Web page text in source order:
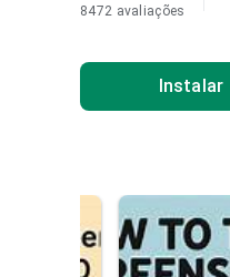
8472 avaliações
Instalar